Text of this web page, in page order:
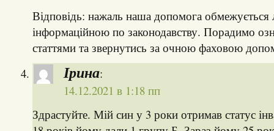
Відповідь: нажаль наша допомога
інформаційною по законодавству. Порадимо
статтями та звернутись за очною фаховою
Ірина:
14.12.2021 в 1:18 пп
Здрастуйте. Мій син у 3 роки отримав статус